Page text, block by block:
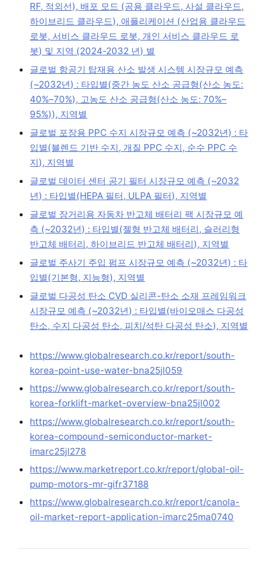
RF, 적외선), 배포 모드 (공용 클라우드, 사설 클라우드,
하이브리드 클라우드), 애플리케이션 (산업용 클라우드
로봇, 서비스 클라우드 로봇, 개인 서비스 클라우드 로
봇) 및 지역 (2024-2032 년) 별
글로벌 항공기 탑재용 산소 발생 시스템 시장규모 예측
(~2032년) : 타입별(중간 농도 산소 공급형(산소 농도:
40%–70%), 고농도 산소 공급형(산소 농도: 70%–
95%)), 지역별
글로벌 포장용 PPC 수지 시장규모 예측 (~2032년) : 타
입별(블렌드 기반 수지, 개질 PPC 수지, 순수 PPC 수
지), 지역별
글로벌 데이터 센터 공기 필터 시장규모 예측 (~2032
년) : 타입별(HEPA 필터, ULPA 필터), 지역별
글로벌 장거리용 자동차 반고체 배터리 팩 시장규모 예
측 (~2032년) : 타입별(젤형 반고체 배터리, 슬러리형
반고체 배터리, 하이브리드 반고체 배터리), 지역별
글로벌 주사기 주입 펌프 시장규모 예측 (~2032년) : 타
입별(기본형, 지능형), 지역별
글로벌 다공성 탄소 CVD 실리콘-탄소 소재 프레임워크
시장규모 예측 (~2032년) : 타입별(바이오매스 다공성
탄소, 수지 다공성 탄소, 피치/석탄 다공성 탄소), 지역별
https://www.globalresearch.co.kr/report/south-
korea-point-use-water-bna25jl059
https://www.globalresearch.co.kr/report/south-
korea-forklift-market-overview-bna25jl002
https://www.globalresearch.co.kr/report/south-
korea-compound-semiconductor-market-
imarc25jl278
https://www.marketreport.co.kr/report/global-oil-
pump-motors-mr-gifr37188
https://www.globalresearch.co.kr/report/canola-
oil-market-report-application-imarc25ma0740